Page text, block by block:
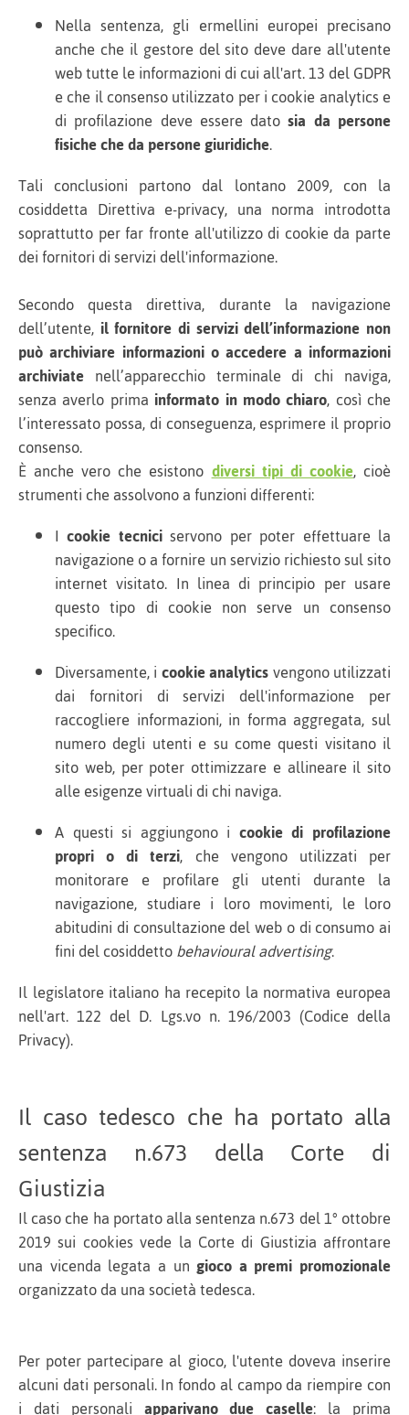
Nella sentenza, gli ermellini europei precisano
anche che il gestore del sito deve dare all'utente
web tutte le informazioni di cui all'art. 13 del GDPR
e che il consenso utilizzato per i cookie analytics e
di profilazione deve essere dato sia da persone
fisiche che da persone giuridiche.
Tali conclusioni partono dal lontano 2009, con la
cosiddetta Direttiva e-privacy, una norma introdotta
soprattutto per far fronte all'utilizzo di cookie da parte
dei fornitori di servizi dell'informazione.
Secondo questa direttiva, durante la navigazione
dell’utente, il fornitore di servizi dell’informazione non
può archiviare informazioni o accedere a informazioni
archiviate nell’apparecchio terminale di chi naviga,
senza averlo prima informato in modo chiaro, così che
l’interessato possa, di conseguenza, esprimere il proprio
consenso.
È anche vero che esistonodiversi tipi di cookie, cioè
strumenti che assolvono a funzioni differenti:
Icookie tecniciservono per poter effettuare la
navigazione o a fornire un servizio richiesto sul sito
internet visitato. In linea di principio per usare
questo tipo di cookie non serve un consenso
specifico.
Diversamente, icookie analyticsvengono utilizzati
dai fornitori di servizi dell'informazione per
raccogliere informazioni, in forma aggregata, sul
numero degli utenti e su come questi visitano il
sito web, per poter ottimizzare e allineare il sito
alle esigenze virtuali di chi naviga.
A questi si aggiungono i cookie di profilazione
propri o di terzi, che vengono utilizzati per
monitorare e profilare gli utenti durante la
navigazione, studiare i loro movimenti, le loro
abitudini di consultazione del web o di consumo ai
fini del cosiddettobehavioural advertising.
Il legislatore italiano ha recepito la normativa europea
nell'art. 122 del D. Lgs.vo n. 196/2003 (Codice della
Privacy).
Il caso tedesco che ha portato alla
sentenza n.673 della Corte di
Giustizia
Il caso che ha portato alla sentenza n.673 del 1° ottobre
2019 sui cookies vede la Corte di Giustizia affrontare
una vicenda legata a ungioco a premi promozionale
organizzato da una società tedesca.
Per poter partecipare al gioco, l'utente doveva inserire
alcuni dati personali. In fondo al campo da riempire con
i dati personali apparivano due caselle: la prima